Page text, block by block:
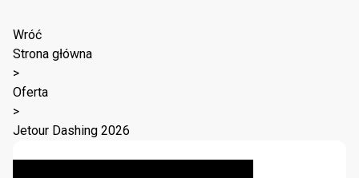
Wróć
Strona główna
>
Oferta
>
Jetour Dashing 2026